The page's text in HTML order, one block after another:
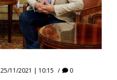
25/11/2021 | 10:15 0